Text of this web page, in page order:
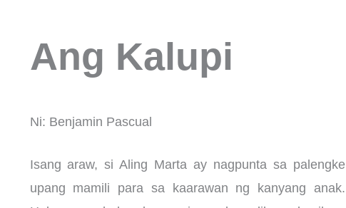
Ang Kalupi
Ni: Benjamin Pascual
Isang araw, si Aling Marta ay nagpunta sa palengke
upang mamili para sa kaarawan ng kanyang anak.